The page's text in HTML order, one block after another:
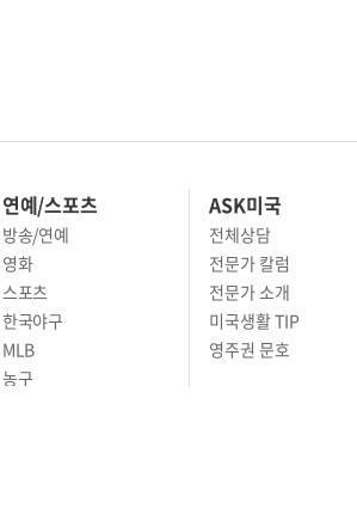
연예/스포츠
방송/연예
영화
스포츠
한국야구
ASK미국
전체상담
전문가 칼럼
전문가 소개